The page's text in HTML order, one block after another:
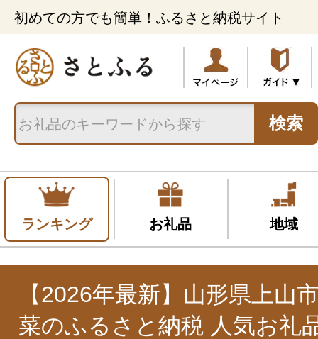
初めての方でも簡単！ふるさと納税サイト
検索
ランキング お礼品 地域
【2026年最新】山形県上山
菜のふるさと納税 人気お礼